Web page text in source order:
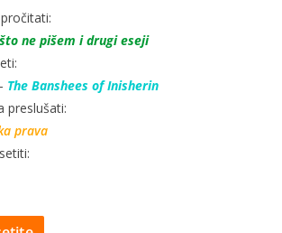
ne pišem i drugi eseji
The Banshees of Inisherin
preslušati:
prava